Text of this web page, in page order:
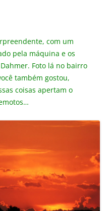
com um
pela máquina e os
Foto lá no bairro
também gostou,
coisas apertam o